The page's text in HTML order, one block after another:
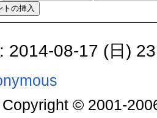
2014-08-17 (日)
Copyright © 2001-